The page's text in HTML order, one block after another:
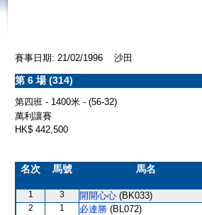
賽事日期: 21/02/1996 沙田
第 6 場 (314)
第四班 - 1400米 - (56-32)
萬利讓賽
HK$ 442,500
名次 馬號 馬名
1 3 開開心心 (BK033)
2
1 必連勝 (BL072)